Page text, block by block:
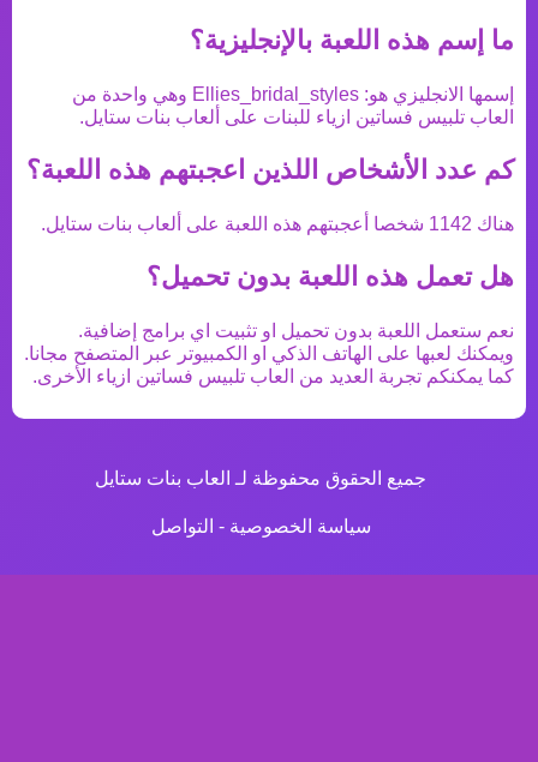
ما إسم هذه اللعبة بالإنجليزية؟
إسمها الانجليزي هو: Ellies_bridal_styles وهي واحدة من
العاب تلبيس فساتين ازياء للبنات على ألعاب بنات ستايل.
كم عدد الأشخاص اللذين اعجبتهم هذه اللعبة؟
هناك 1142 شخصا أعجبتهم هذه اللعبة على ألعاب بنات ستايل.
هل تعمل هذه اللعبة بدون تحميل؟
نعم ستعمل اللعبة بدون تحميل او تثبيت اي برامج إضافية.
ويمكنك لعبها على الهاتف الذكي او الكمبيوتر عبر المتصفح مجانا.
كما يمكنكم تجربة العديد من العاب تلبيس فساتين ازياء الأخرى.
جميع الحقوق محفوظة لـ العاب بنات ستايل
سياسة الخصوصية - التواصل